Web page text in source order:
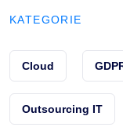
KATEGORIE
Cloud
Outsourcing IT